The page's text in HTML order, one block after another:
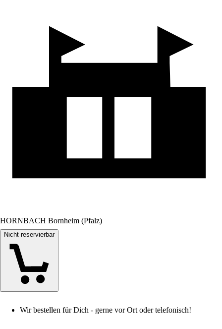
HORNBACH Bornheim (Pfalz)
Nicht reservierbar
Wir bestellen für Dich - gerne vor Ort oder telefonisch!